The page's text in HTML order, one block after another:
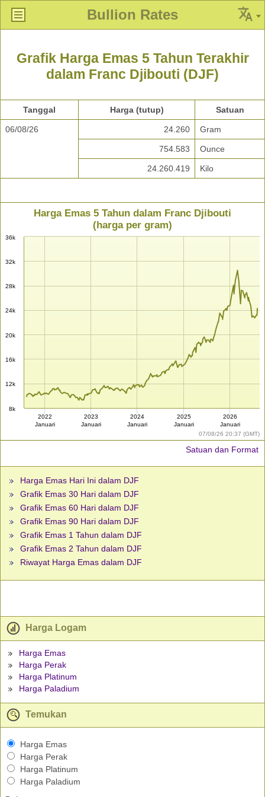
Bullion Rates
Grafik Harga Emas 5 Tahun Terakhir
dalam Franc Djibouti (DJF)
Tanggal Harga (tutup) Satuan
06/08/26 24.260 Gram
754.583 Ounce
24.260.419 Kilo
07/08/26 20:37 (GMT)
Harga Emas 5 Tahun dalam Franc Djibouti
(harga per gram)
8k
12k
16k
20k
24k
28k
32k
36k
2022
Januari
2023
Januari
2024
Januari
2025
Januari
2026
Januari
Satuan dan Format
Harga Emas Hari Ini dalam DJF
Grafik Emas 30 Hari dalam DJF
Grafik Emas 60 Hari dalam DJF
Grafik Emas 90 Hari dalam DJF
Grafik Emas 1 Tahun dalam DJF
Grafik Emas 2 Tahun dalam DJF
Riwayat Harga Emas dalam DJF
Harga Logam
Harga Emas
Harga Perak
Harga Platinum
Harga Paladium
Temukan
Harga Emas
Harga Perak
Harga Platinum
Harga Paladium